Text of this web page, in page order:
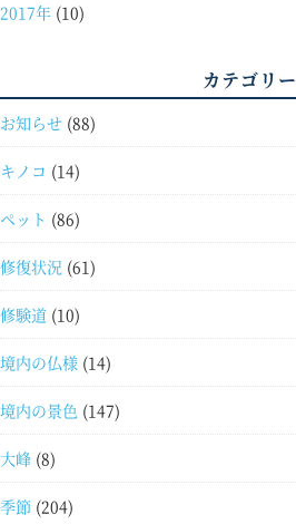
2017年 (10)
カテゴリー
お知らせ (88)
キノコ (14)
ペット (86)
修復状況 (61)
修験道 (10)
境内の仏様 (14)
境内の景色 (147)
大峰 (8)
季節 (204)